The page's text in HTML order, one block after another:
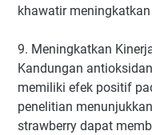
khawatir
9. Meningkatkan
Kandungan
memiliki efek positif
penelitian
strawberry dapat